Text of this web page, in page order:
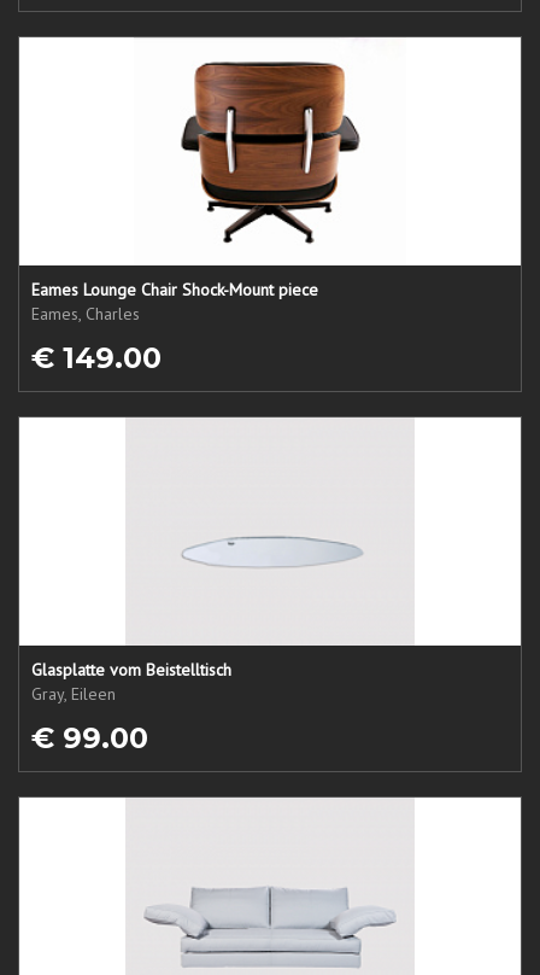
Eames Lounge Chair Shock-Mount piece
Eames, Charles
€ 149.00
Glasplatte vom Beistelltisch
Gray, Eileen
€ 99.00